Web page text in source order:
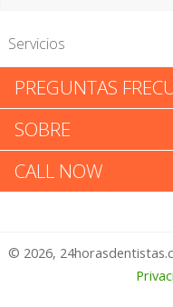
Servicios
Mindy Phan
Mindy Phan:
Experiencia
1 – No Feliz
PREGUNTAS
SOBRE
CALL NOW
© 2026,